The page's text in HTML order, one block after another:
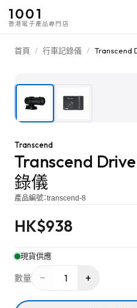
1001
香港電子產品專門店
首頁 / 行車記錄儀 / Transcend
Transcend
Transcend
錄儀
產品編號：transcend-8
HK$938
現貨供應
數量 − 1 +